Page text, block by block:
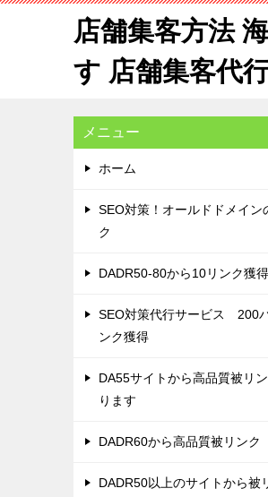
店舗集客方法
す 店舗集客代
メニュー
ホーム
SEO対策！オールドドメイン
ク
DADR50-80から10リンク獲得
SEO対策代行サービス 200
ンク獲得
DA55サイトから高品質被リ
ります
DADR60から高品質被リンク
DADR50以上のサイトから被